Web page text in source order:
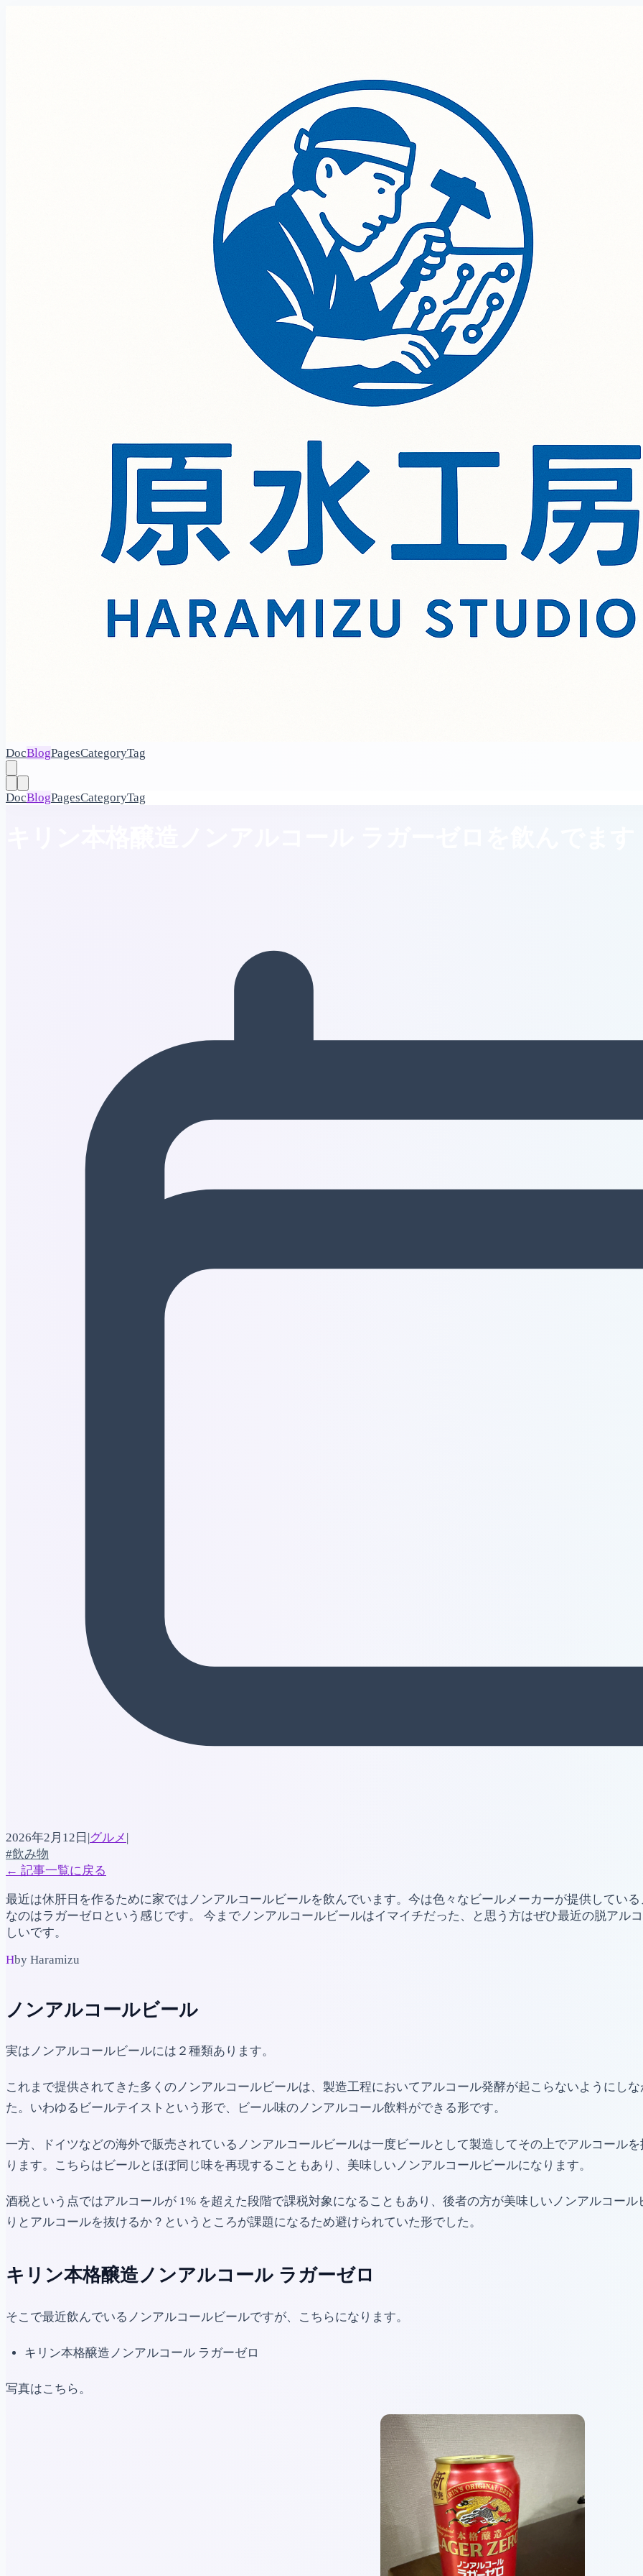
DocBlogPagesCategoryTag
DocBlogPagesCategoryTag
2026年2月12日 |グルメ |
#飲み物
← 記事一覧に戻る
最近は休肝日を作るために家ではノンアルコールビールを飲んでいます。今は色々なビールメーカーが提供してい
なのはラガーゼロという感じです。 今までノンアルコールビールはイマイチだった、と思う方はぜひ最近の脱アル
しいです。
Hby Haramizu
ノンアルコールビール
実はノンアルコールビールには２種類あります。
これまで提供されてきた多くのノンアルコールビールは、製造工程においてアルコール発酵が起こらないようにし
た。いわゆるビールテイストという形で、ビール味のノンアルコール飲料ができる形です。
一方、ドイツなどの海外で販売されているノンアルコールビールは一度ビールとして製造してその上でアルコール
ります。こちらはビールとほぼ同じ味を再現することもあり、美味しいノンアルコールビールになります。
酒税という点ではアルコールが 1% を超えた段階で課税対象になることもあり、後者の方が美味しいノンアルコー
りとアルコールを抜けるか？というところが課題になるため避けられていた形でした。
キリン本格醸造ノンアルコール ラガーゼロ
そこで最近飲んでいるノンアルコールビールですが、こちらになります。
キリン本格醸造ノンアルコール ラガーゼロ
写真はこちら。